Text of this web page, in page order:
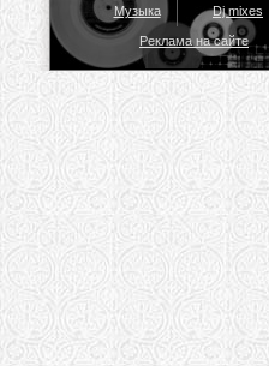
Музыка Dj mixes
Реклама на сайте